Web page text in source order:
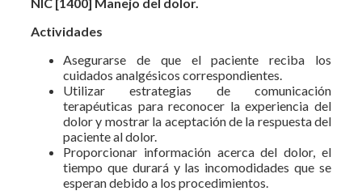
Actividades
Asegurarse de que el paciente reciba los
cuidados analgésicos correspondientes.
Utilizar estrategias de comunicación
terapéuticas para reconocer la experiencia del
dolor y mostrar la aceptación de la respuesta del
paciente al dolor.
Proporcionar información acerca del dolor, el
tiempo que durará y las incomodidades que se
esperan debido a los procedimientos.